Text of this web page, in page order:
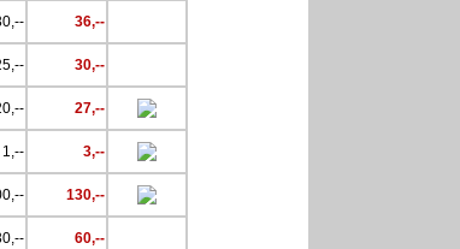
36,--
30,--
27,--
1,-- 3,--
130,--
60,--